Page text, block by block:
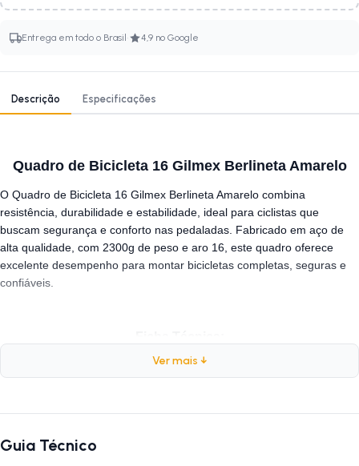
Entrega em todo o Brasil · 4,9 no Google
Descrição Especificações
Quadro de Bicicleta 16 Gilmex Berlineta Amarelo
O Quadro de Bicicleta 16 Gilmex Berlineta Amarelo combina
resistência, durabilidade e estabilidade, ideal para ciclistas que
buscam segurança e conforto nas pedaladas. Fabricado em aço de
alta qualidade, com 2300g de peso e aro 16, este quadro oferece
excelente desempenho para montar bicicletas completas, seguras e
confiáveis.
Peso:2300g
Ver mais ↓
Guia Técnico